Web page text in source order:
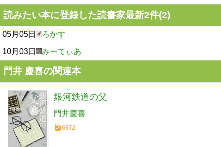
読みたい本に登録した読書家最新2件(2)
05月05日 ろかす
10月03日 みーてぃあ
門井 慶喜の関連本
銀河鉄道の父
門井慶喜
6572